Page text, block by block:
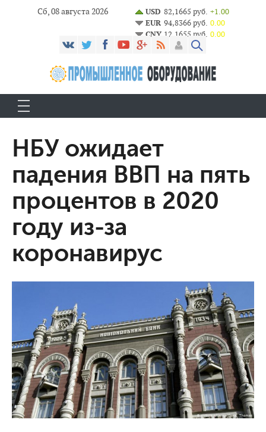
Сб, 08 августа 2026 USD 82,1665 руб. +1.00
EUR 94,8366 руб. 0.00
CNY 12,1655 руб. 0.00
НБУ ожидает
падения ВВП на пять
процентов в 2020
году из-за
коронавирус